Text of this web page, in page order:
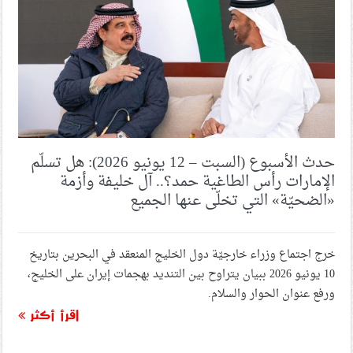
حدث الأسبوع (السبت – 12 يونيو 2026): هل تسلّم
الإمارات رأس الطاغية حمد؟.. آل خليفة وأزمة
«الضحيّة» التي تخلّى عنها الجميع
خرج اجتماع وزراء خارجيّة دول الخليج المنعقد في البحرين بتاريخ
10 يونيو 2026 ببيان يتراوح بين التنديد بهجمات إيران على الخليج،
ورفع عنوان الحوار والسلام.
اقرأ أكثر